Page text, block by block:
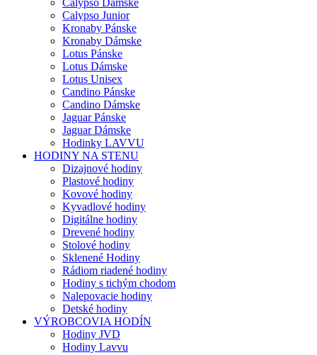
Calypso Dámske
Calypso Junior
Kronaby Pánske
Kronaby Dámske
Lotus Pánske
Lotus Dámske
Lotus Unisex
Candino Pánske
Candino Dámske
Jaguar Pánske
Jaguar Dámske
Hodinky LAVVU
HODINY NA STENU
Dizajnové hodiny
Plastové hodiny
Kovové hodiny
Kyvadlové hodiny
Digitálne hodiny
Drevené hodiny
Stolové hodiny
Sklenené Hodiny
Rádiom riadené hodiny
Hodiny s tichým chodom
Nalepovacie hodiny
Detské hodiny
VÝROBCOVIA HODÍN
Hodiny JVD
Hodiny Lavvu